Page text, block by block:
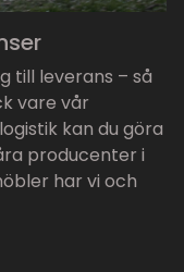
till leverans – så
vare vår
kan du göra
producenter i
har vi och